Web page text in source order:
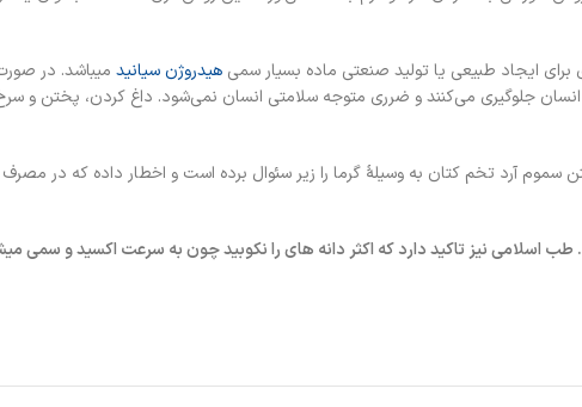
ایجاد طبیعی یا تولید صنعتی ماده بسیار سمی هیدروژن سیانید میباشد. در
جلوگیری می‌کنند و ضرری متوجه سلامتی انسان نمی‌شود. داغ کردن، پختن و
نظریه ازبین رفتن سموم آرد تخم کتان به وسیلهٔ گرما را زیر سئوال برده است و اخطار داده که
طب اسلامی نیز تاکید دارد که اکثر دانه های را نکوبید چون به سرعت اکسید و سمی